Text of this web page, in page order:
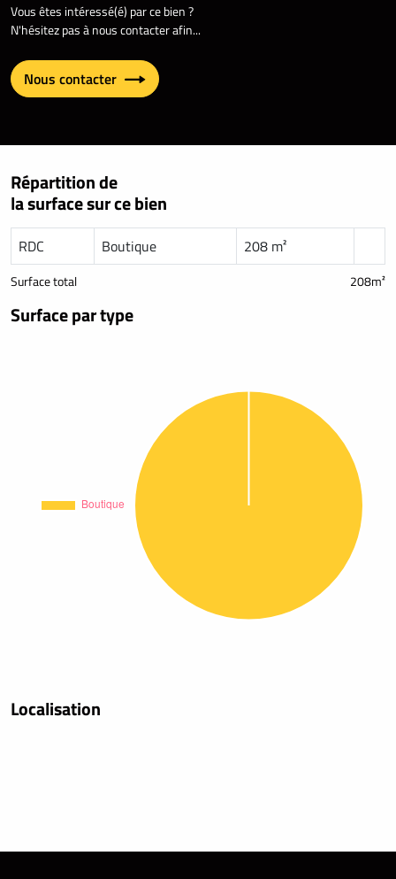
Vous êtes intéressé(é) par ce bien ?
N'hésitez pas à nous contacter afin...
Nous contacter
Répartition de
la surface sur ce bien
RDC Boutique 208 m²
Surface total 208m²
Surface par type
Localisation